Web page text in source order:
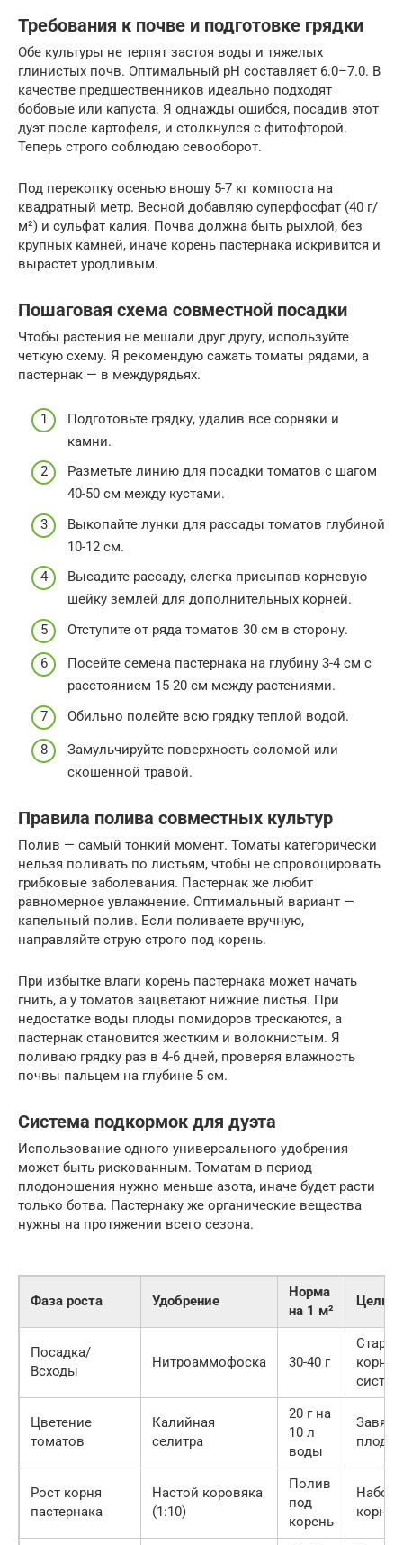
Требования к почве и подготовке грядки
Обе культуры не терпят застоя воды и тяжелых
глинистых почв. Оптимальный pH составляет 6.0–7.0. В
качестве предшественников идеально подходят
бобовые или капуста. Я однажды ошибся, посадив этот
дуэт после картофеля, и столкнулся с фитофторой.
Теперь строго соблюдаю севооборот.
Под перекопку осенью вношу 5-7 кг компоста на
квадратный метр. Весной добавляю суперфосфат (40 г/
м²) и сульфат калия. Почва должна быть рыхлой, без
крупных камней, иначе корень пастернака искривится и
вырастет уродливым.
Пошаговая схема совместной посадки
Чтобы растения не мешали друг другу, используйте
четкую схему. Я рекомендую сажать томаты рядами, а
пастернак — в междурядьях.
Подготовьте грядку, удалив все сорняки и
камни.
Разметьте линию для посадки томатов с шагом
40-50 см между кустами.
Выкопайте лунки для рассады томатов глубиной
10-12 см.
Высадите рассаду, слегка присыпав корневую
шейку землей для дополнительных корней.
Отступите от ряда томатов 30 см в сторону.
Посейте семена пастернака на глубину 3-4 см с
расстоянием 15-20 см между растениями.
Обильно полейте всю грядку теплой водой.
Замульчируйте поверхность соломой или
скошенной травой.
Правила полива совместных культур
Полив — самый тонкий момент. Томаты категорически
нельзя поливать по листьям, чтобы не спровоцировать
грибковые заболевания. Пастернак же любит
равномерное увлажнение. Оптимальный вариант —
капельный полив. Если поливаете вручную,
направляйте струю строго под корень.
При избытке влаги корень пастернака может начать
гнить, а у томатов зацветают нижние листья. При
недостатке воды плоды помидоров трескаются, а
пастернак становится жестким и волокнистым. Я
поливаю грядку раз в 4-6 дней, проверяя влажность
почвы пальцем на глубине 5 см.
Система подкормок для дуэта
Использование одного универсального удобрения
может быть рискованным. Томатам в период
плодоношения нужно меньше азота, иначе будет расти
только ботва. Пастернаку же органические вещества
нужны на протяжении всего сезона.
Фаза роста Удобрение
Норма
на 1 м²
Цель
Посадка/
Всходы
Нитроаммофоска 30-40 г
Старт
Цветение
томатов
Калийная
селитра
20 г на
10 л
воды
плодов
Рост корня
пастернака
Настой коровяка
(1:10)
Полив
под
корень
Набор